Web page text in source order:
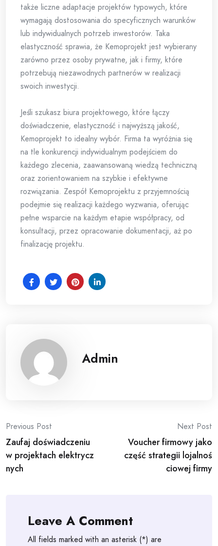
także liczne adaptacje projektów typowych, które
wymagają dostosowania do specyficznych warunków
lub indywidualnych potrzeb inwestorów. Taka
elastyczność sprawia, że Kemoprojekt jest wybierany
zarówno przez osoby prywatne, jak i firmy, które
potrzebują niezawodnych partnerów w realizacji
swoich inwestycji.
Jeśli szukasz biura projektowego, które łączy
doświadczenie, elastyczność i najwyższą jakość,
Kemoprojekt to idealny wybór. Firma ta wyróżnia się
na tle konkurencji indywidualnym podejściem do
każdego zlecenia, zaawansowaną wiedzą techniczną
oraz zorientowaniem na szybkie i efektywne
rozwiązania. Zespół Kemoprojektu z przyjemnością
podejmie się realizacji każdego wyzwania, oferując
pełne wsparcie na każdym etapie współpracy, od
konsultacji, przez opracowanie dokumentacji, aż po
finalizację projektu.
Admin
Post
navigation
Previous Post
Zaufaj doświadczeniu
w projektach elektrycz
nych
Next Post
Voucher firmowy jako
część strategii lojalnoś
ciowej firmy
Leave A Comment
All fields marked with an asterisk (*) are